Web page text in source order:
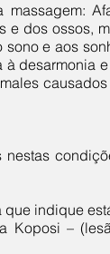
e dos ossos,
e aos
à desarmonia
indique
Koposi –